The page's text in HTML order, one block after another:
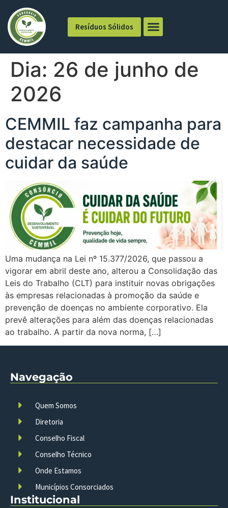
Resíduos Sólidos
Dia: 26 de junho de
2026
CEMMIL faz campanha para
destacar necessidade de
cuidar da saúde
Uma mudança na Lei nº 15.377/2026, que passou a
vigorar em abril deste ano, alterou a Consolidação das
Leis do Trabalho (CLT) para instituir novas obrigações
às empresas relacionadas à promoção da saúde e
prevenção de doenças no ambiente corporativo. Ela
prevê alterações para além das doenças relacionadas
ao trabalho. A partir da nova norma, […]
Navegação
Quem Somos
Diretoria
Conselho Fiscal
Conselho Técnico
Onde Estamos
Municípios Consorciados
Institucional